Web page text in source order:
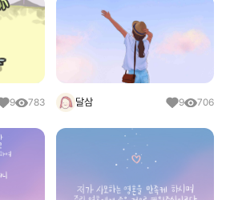
9 783 달삼 9 706